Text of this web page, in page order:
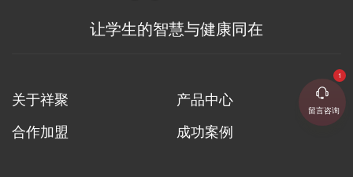
让学生的智慧与健康同在
关于祥聚
产品中心
合作加盟
成功案例
留言咨询